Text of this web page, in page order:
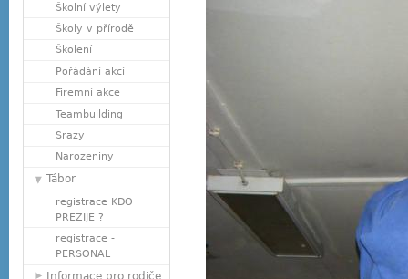
Školní výlety
Školy v přírodě
Školení
Pořádání akcí
Firemní akce
Teambuilding
Srazy
Narozeniny
Tábor
registrace KDO
PŘEŽIJE ?
registrace -
PERSONAL
Informace pro rodiče